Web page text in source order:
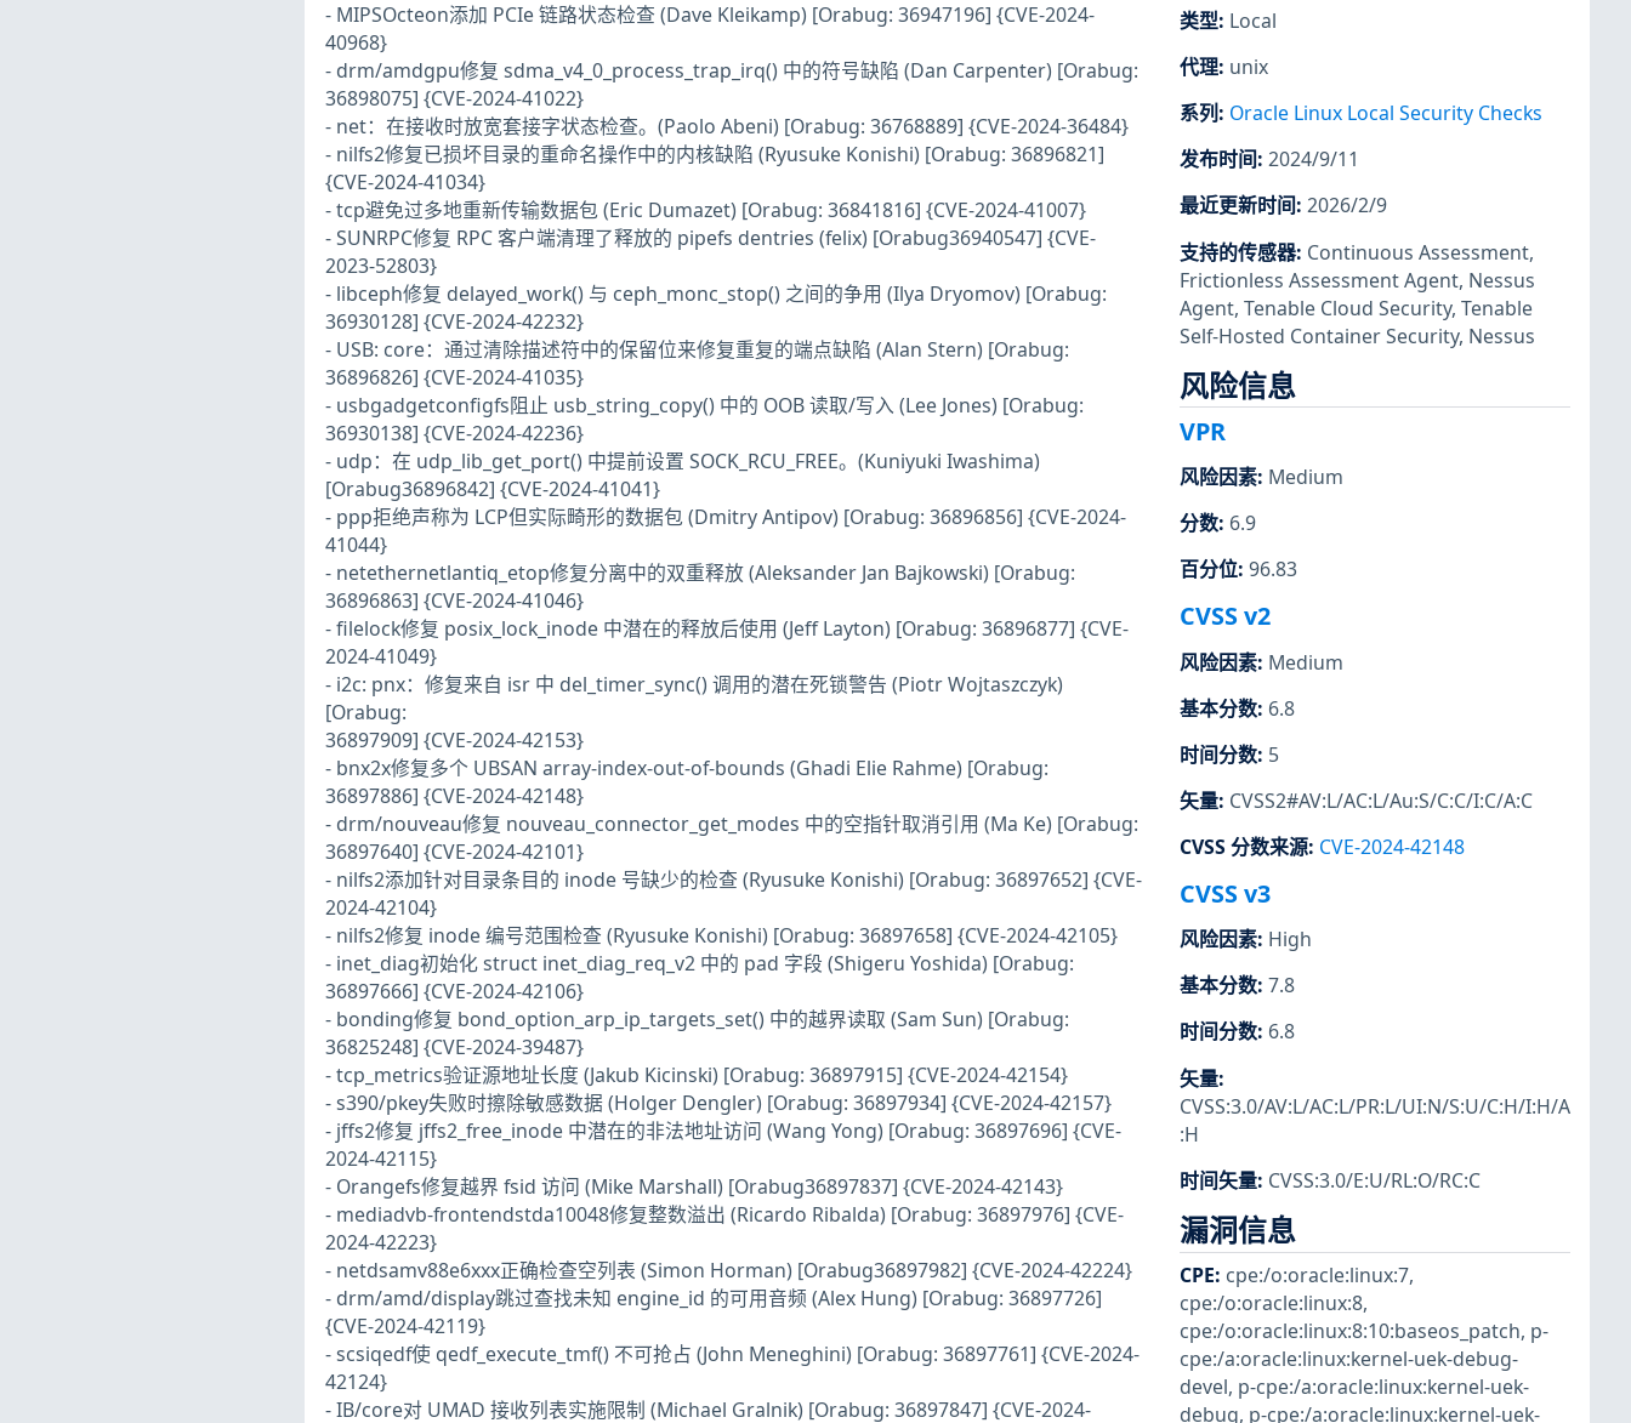
- MIPSOcteon添加 PCIe 链路状态检查 (Dave Kleikamp) [Orabug: 36947196] {CVE-2024-
40968}
- drm/amdgpu修复 sdma_v4_0_process_trap_irq() 中的符号缺陷 (Dan Carpenter) [Orabug:
36898075] {CVE-2024-41022}
- net：在接收时放宽套接字状态检查。(Paolo Abeni) [Orabug: 36768889] {CVE-2024-36484}
- nilfs2修复已损坏目录的重命名操作中的内核缺陷 (Ryusuke Konishi) [Orabug: 36896821]
{CVE-2024-41034}
- tcp避免过多地重新传输数据包 (Eric Dumazet) [Orabug: 36841816] {CVE-2024-41007}
- SUNRPC修复 RPC 客户端清理了释放的 pipefs dentries (felix) [Orabug36940547] {CVE-
2023-52803}
- libceph修复 delayed_work() 与 ceph_monc_stop() 之间的争用 (Ilya Dryomov) [Orabug:
36930128] {CVE-2024-42232}
- USB: core：通过清除描述符中的保留位来修复重复的端点缺陷 (Alan Stern) [Orabug:
36896826] {CVE-2024-41035}
- usbgadgetconfigfs阻止 usb_string_copy() 中的 OOB 读取/写入 (Lee Jones) [Orabug:
36930138] {CVE-2024-42236}
- udp：在 udp_lib_get_port() 中提前设置 SOCK_RCU_FREE。(Kuniyuki Iwashima)
[Orabug36896842] {CVE-2024-41041}
- ppp拒绝声称为 LCP但实际畸形的数据包 (Dmitry Antipov) [Orabug: 36896856] {CVE-2024-
41044}
- netethernetlantiq_etop修复分离中的双重释放 (Aleksander Jan Bajkowski) [Orabug:
36896863] {CVE-2024-41046}
- filelock修复 posix_lock_inode 中潜在的释放后使用 (Jeff Layton) [Orabug: 36896877] {CVE-
2024-41049}
- i2c: pnx：修复来自 isr 中 del_timer_sync() 调用的潜在死锁警告 (Piotr Wojtaszczyk)
[Orabug:
36897909] {CVE-2024-42153}
- bnx2x修复多个 UBSAN array-index-out-of-bounds (Ghadi Elie Rahme) [Orabug:
36897886] {CVE-2024-42148}
- drm/nouveau修复 nouveau_connector_get_modes 中的空指针取消引用 (Ma Ke) [Orabug:
36897640] {CVE-2024-42101}
- nilfs2添加针对目录条目的 inode 号缺少的检查 (Ryusuke Konishi) [Orabug: 36897652] {CVE-
2024-42104}
- nilfs2修复 inode 编号范围检查 (Ryusuke Konishi) [Orabug: 36897658] {CVE-2024-42105}
- inet_diag初始化 struct inet_diag_req_v2 中的 pad 字段 (Shigeru Yoshida) [Orabug:
36897666] {CVE-2024-42106}
- bonding修复 bond_option_arp_ip_targets_set() 中的越界读取 (Sam Sun) [Orabug:
36825248] {CVE-2024-39487}
- tcp_metrics验证源地址长度 (Jakub Kicinski) [Orabug: 36897915] {CVE-2024-42154}
- s390/pkey失败时擦除敏感数据 (Holger Dengler) [Orabug: 36897934] {CVE-2024-42157}
- jffs2修复 jffs2_free_inode 中潜在的非法地址访问 (Wang Yong) [Orabug: 36897696] {CVE-
2024-42115}
- Orangefs修复越界 fsid 访问 (Mike Marshall) [Orabug36897837] {CVE-2024-42143}
- mediadvb-frontendstda10048修复整数溢出 (Ricardo Ribalda) [Orabug: 36897976] {CVE-
2024-42223}
- netdsamv88e6xxx正确检查空列表 (Simon Horman) [Orabug36897982] {CVE-2024-42224}
- drm/amd/display跳过查找未知 engine_id 的可用音频 (Alex Hung) [Orabug: 36897726]
{CVE-2024-42119}
- scsiqedf使 qedf_execute_tmf() 不可抢占 (John Meneghini) [Orabug: 36897761] {CVE-2024-
42124}
- IB/core对 UMAD 接收列表实施限制 (Michael Gralnik) [Orabug: 36897847] {CVE-2024-
类型: Local
代理: unix
系列 : Oracle Linux Local Security Checks
发布时间: 2024/9/11
最近更新时间: 2026/2/9
支持的传感器: Continuous Assessment,
Frictionless Assessment Agent, Nessus
Agent, Tenable Cloud Security, Tenable
Self-Hosted Container Security, Nessus
风险信息
VPR
风险因素: Medium
分数: 6.9
百分位: 96.83
CVSS v2
风险因素: Medium
基本分数: 6.8
时间分数: 5
矢量: CVSS2#AV:L/AC:L/Au:S/C:C/I:C/A:C
CVSS 分数来源: CVE-2024-42148
CVSS v3
风险因素: High
基本分数: 7.8
时间分数: 6.8
矢量:
CVSS:3.0/AV:L/AC:L/PR:L/UI:N/S:U/C:H/I:H/A
:H
时间矢量: CVSS:3.0/E:U/RL:O/RC:C
漏洞信息
CPE: cpe:/o:oracle:linux:7,
cpe:/o:oracle:linux:8,
cpe:/o:oracle:linux:8:10:baseos_patch, p-
cpe:/a:oracle:linux:kernel-uek-debug-
devel, p-cpe:/a:oracle:linux:kernel-uek-
debug, p-cpe:/a:oracle:linux:kernel-uek-